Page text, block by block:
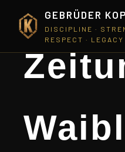
GEBRÜDER
DISCIPLINE ·
RESPECT · LEGACY